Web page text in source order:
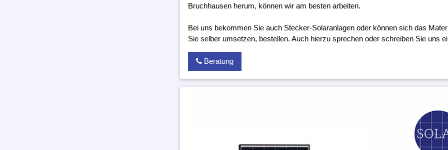
Bruchhausen herum, können wir am besten arbeiten.
Bei uns bekommen Sie auch Stecker-Solaranlagen oder können sich das
Sie selber umsetzen, bestellen. Auch hierzu sprechen oder schreiben Sie uns
Beratung